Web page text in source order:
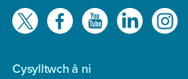
Gwelwch
ni
Cysylltwch â ni